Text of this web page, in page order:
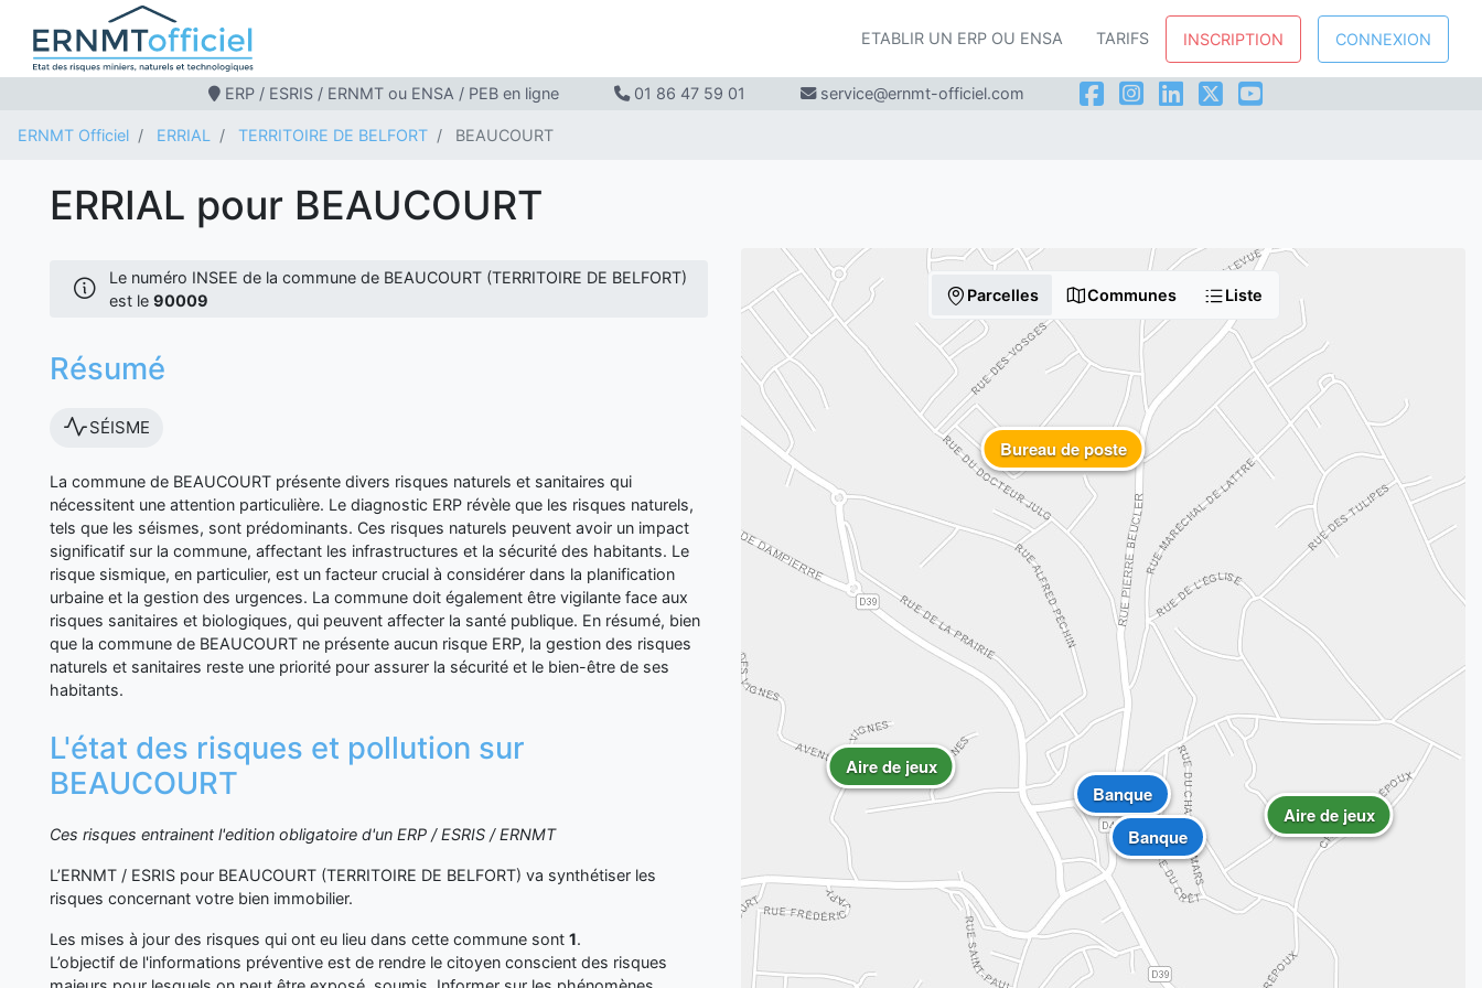
ETABLIR UN ERP OU ENSA TARIFS INSCRIPTION CONNEXION
ERP / ESRIS / ERNMT ou ENSA / PEB en ligne 01 86 47 59 01 service@ernmt-officiel.com
ERNMT Officiel ERRIAL TERRITOIRE DE BELFORT BEAUCOURT
ERRIAL pour BEAUCOURT
Le numéro INSEE de la commune de BEAUCOURT (TERRITOIRE DE BELFORT)
est le 90009
Résumé
SÉISME
La commune de BEAUCOURT présente divers risques naturels et sanitaires qui
nécessitent une attention particulière. Le diagnostic ERP révèle que les risques naturels,
tels que les séismes, sont prédominants. Ces risques naturels peuvent avoir un impact
significatif sur la commune, affectant les infrastructures et la sécurité des habitants. Le
risque sismique, en particulier, est un facteur crucial à considérer dans la planification
urbaine et la gestion des urgences. La commune doit également être vigilante face aux
risques sanitaires et biologiques, qui peuvent affecter la santé publique. En résumé, bien
que la commune de BEAUCOURT ne présente aucun risque ERP, la gestion des risques
naturels et sanitaires reste une priorité pour assurer la sécurité et le bien-être de ses
habitants.
L'état des risques et pollution sur
BEAUCOURT
Ces risques entrainent l'edition obligatoire d'un ERP / ESRIS / ERNMT
L’ERNMT / ESRIS pour BEAUCOURT (TERRITOIRE DE BELFORT) va synthétiser les
risques concernant votre bien immobilier.
Les mises à jour des risques qui ont eu lieu dans cette commune sont 1.
L’objectif de l'informations préventive est de rendre le citoyen conscient des risques
Parcelles Communes Liste
Aire de jeux
Aire de jeux
Banque
Banque
Bureau de poste